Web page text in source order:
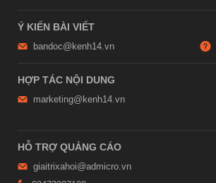
Ý KIẾN BÀI VIẾT
bandoc@kenh14.vn
HỢP TÁC NỘI DUNG
marketing@kenh14.vn
HỖ TRỢ QUẢNG CÁO
giaitrixahoi@admicro.vn